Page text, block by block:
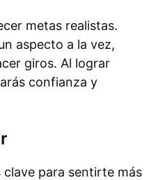
metas realistas.
aspecto a la vez,
giros. Al lograr
confianza y
para sentirte más